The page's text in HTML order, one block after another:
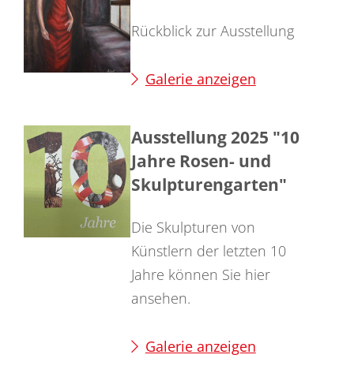
Rückblick zur Ausstellung
Galerie anzeigen
Ausstellung 2025 "10
Jahre Rosen- und
Skulpturengarten"
Die Skulpturen von
Künstlern der letzten 10
Jahre können Sie hier
ansehen.
Galerie anzeigen